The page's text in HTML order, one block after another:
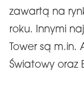
zawartą na
roku. Innymi
Tower są
Światowy oraz